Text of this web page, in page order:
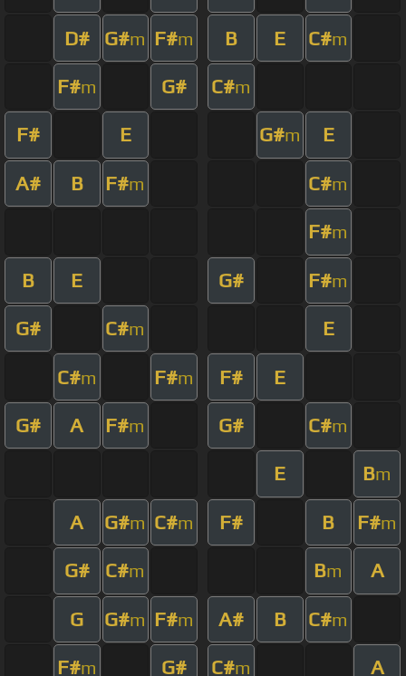
D# G#m F#m B E C#m
F#m G# C#m
F# E G#m E
A# B F#m C#m
F#m
B E G# F#m
G# C#m E
C#m F#m F# E
G# A F#m G# C#m
E Bm
A G#m C#m F# B F#m
G# C#m Bm A
G G#m F#m A# B C#m
F#m G# C#m A